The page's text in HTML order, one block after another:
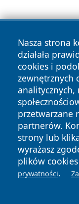
Nasza strona
działała
cookies i
zewnętrznych
przetwarzane
partnerów.
strony lub
wyrażasz
plików
prywatności.
Copyright © 2026
zastrzeżone.
News Autorzy